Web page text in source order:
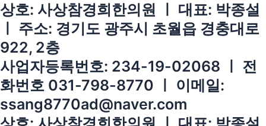
상호: 사상참경희한의원 ㅣ 대표: 박종설
ㅣ 주소: 경기도 광주시 초월읍 경충대로
922, 2층
사업자등록번호: 234-19-02068 ㅣ 전
화번호 031-798-8770 ㅣ 이메일:
ssang8770ad@naver.com